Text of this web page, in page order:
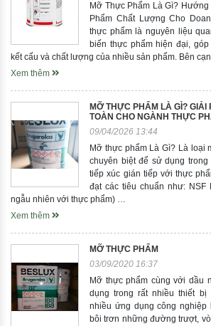
Mỡ Thực Phẩm Là Gì?
Phẩm Chất Lượng Cho
thực phẩm là nguyên liệu
biến thực phẩm hiện đại,
kết cấu và chất lượng của nhiều sản phẩm. Bên
Xem thêm
MỠ THỰC PHẨM LÀ GÌ? GIẢI
TOÀN CHO NGÀNH THỰC
09/04/2026 13:44
Mỡ thực phẩm Là Gì? Là loại
chuyên biệt để sử dụng
tiếp xúc gián tiếp với thực
đạt các tiêu chuẩn như: NSF
ngẫu nhiên với thực phẩm) …
Xem thêm
MỠ THỰC PHẨM
03/09/2020 16:37
Mỡ thực phẩm cùng với dầu
dụng trong rất nhiều thiết
nhiều ứng dụng công
bôi trơn những đường trượt,